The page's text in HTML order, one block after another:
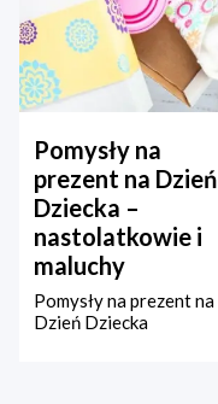
Pomysły na
prezent na Dzień
Dziecka –
nastolatkowie i
maluchy
Pomysły na prezent na
Dzień Dziecka